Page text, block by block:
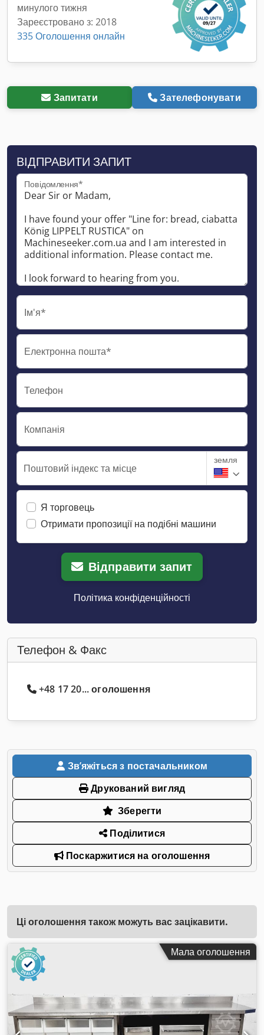
минулого тижня
Зареєстровано з: 2018
335 Оголошення онлайн
Запитати Зателефонувати
ВІДПРАВИТИ ЗАПИТ
Повідомлення*
Ім'я*
Електронна пошта*
Телефон
Компанія
Поштовий індекс та місце
земля
Я торговець
Отримати пропозиції на подібні машини
Відправити запит
Політика конфіденційності
Телефон & Факс
+48 17 20... оголошення
Звʼяжіться з постачальником
Друкований вигляд
Зберегти
Поділитися
Поскаржитися на оголошення
Ці оголошення також можуть вас зацікавити.
Мала оголошення